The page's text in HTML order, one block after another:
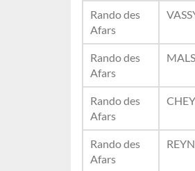
Rando des
Afars
Rando des
Afars
Rando des
Afars
Rando des
Afars